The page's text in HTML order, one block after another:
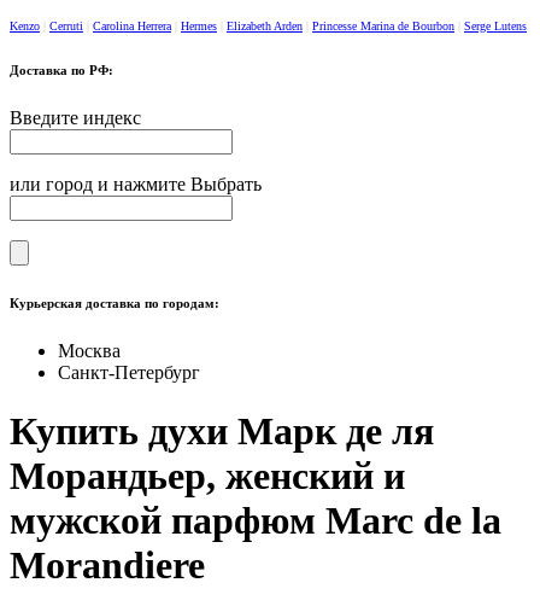
Kenzo Cerruti Carolina Herrera Hermes Elizabeth Arden Princesse Marina de Bourbon Serge Lutens
Доставка по РФ:
Введите индекс
или город и нажмите Выбрать
Курьерская доставка по городам:
Москва
Санкт-Петербург
Купить духи Марк де ля
Морандьер, женский и
мужской парфюм Marc de la
Morandiere